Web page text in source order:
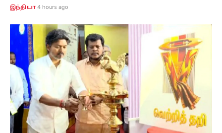
இந்தியா 4 hours ago